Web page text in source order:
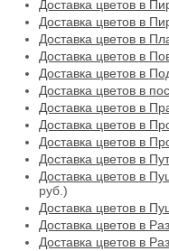
Доставка цветов в
Доставка цветов в
Доставка цветов в
Доставка цветов в
Доставка цветов в
Доставка цветов в
Доставка цветов в
Доставка цветов в
Доставка цветов в
Доставка цветов в
Доставка цветов в
руб.)
Доставка цветов в
Доставка цветов в
Доставка цветов в